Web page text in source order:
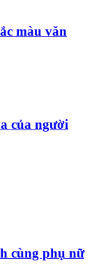
màu văn
của người
cùng phụ nữ